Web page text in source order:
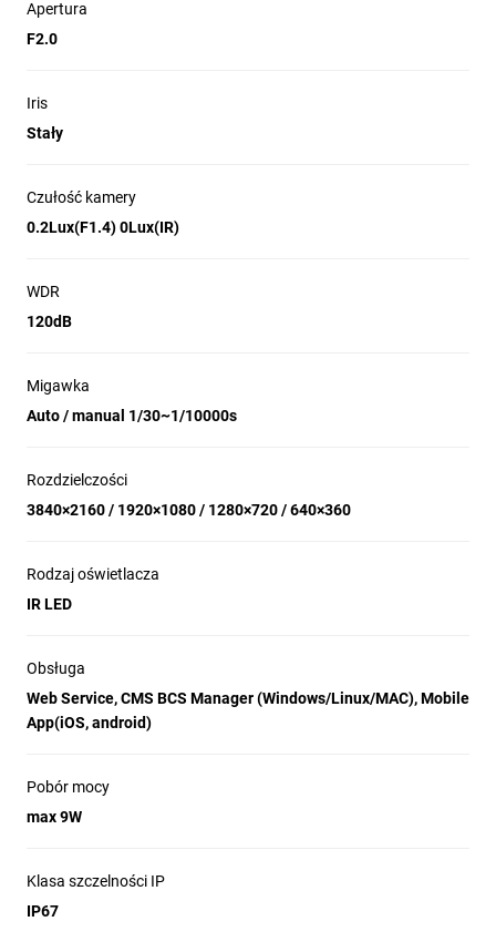
Apertura
F2.0
Iris
Stały
Czułość kamery
0.2Lux(F1.4) 0Lux(IR)
WDR
120dB
Migawka
Auto / manual 1/30~1/10000s
Rozdzielczości
3840×2160 / 1920×1080 / 1280×720 / 640×360
Rodzaj oświetlacza
IR LED
Obsługa
Web Service, CMS BCS Manager (Windows/Linux/MAC), Mobile
App(iOS, android)
Pobór mocy
max 9W
Klasa szczelności IP
IP67